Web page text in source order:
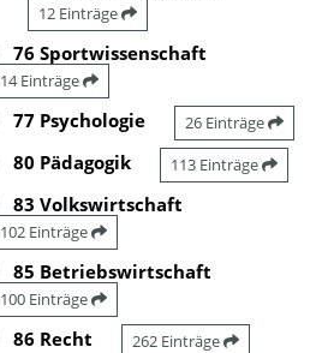
12 Einträge
76 Sportwissenschaft
14 Einträge
77 Psychologie 26 Einträge
80 Pädagogik 113 Einträge
83 Volkswirtschaft
102 Einträge
85 Betriebswirtschaft
100 Einträge
86 Recht 262 Einträge